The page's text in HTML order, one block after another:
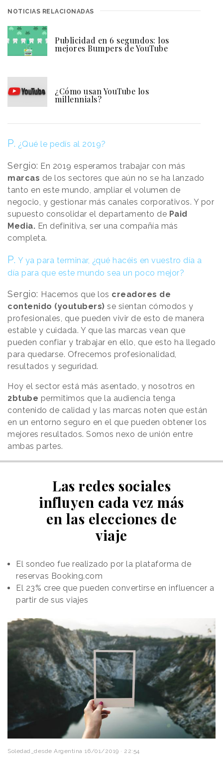
NOTICIAS RELACIONADAS
Publicidad en 6 segundos: los
mejores Bumpers de YouTube
¿Cómo usan YouTube los
millennials?
P. ¿Qué le pedís al 2019?
Sergio: En 2019 esperamos trabajar con más
marcas de los sectores que aún no se ha lanzado
tanto en este mundo, ampliar el volumen de
negocio, y gestionar más canales corporativos. Y por
supuesto consolidar el departamento de Paid
Media. En definitiva, ser una compañía más
completa.
P. Y ya para terminar, ¿qué hacéis en vuestro día a
día para que este mundo sea un poco mejor?
Sergio: Hacemos que los creadores de
contenido (youtubers) se sientan cómodos y
profesionales, que pueden vivir de esto de manera
estable y cuidada. Y que las marcas vean que
pueden confiar y trabajar en ello, que esto ha llegado
para quedarse. Ofrecemos profesionalidad,
resultados y seguridad.
Hoy el sector está más asentado, y nosotros en
2btube permitimos que la audiencia tenga
contenido de calidad y las marcas noten que están
en un entorno seguro en el que pueden obtener los
mejores resultados. Somos nexo de unión entre
ambas partes.
Las redes sociales
influyen cada vez más
en las elecciones de
viaje
El sondeo fue realizado por la plataforma de
reservas Booking.com
El 23% cree que pueden convertirse en influencer a
partir de sus viajes
Soledad_desde Argentina 16/01/2019 · 22:54